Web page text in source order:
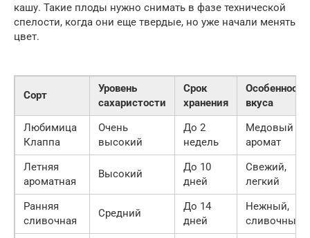
кашу. Такие плоды нужно снимать в фазе технической
спелости, когда они еще твердые, но уже начали менять
цвет.
Сорт
Уровень
сахаристости
Срок
хранения
Особенность
вкуса
Любимица
Клаппа
Очень
высокий
До 2
недель
Медовый
аромат
Летняя
ароматная
Высокий
До 10
дней
Свежий,
легкий
Ранняя
сливочная
Средний
До 14
дней
Нежный,
сливочный